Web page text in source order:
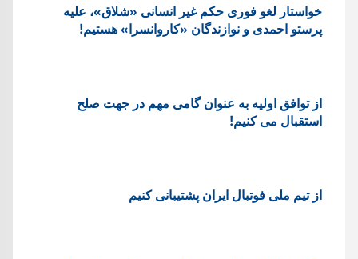
خواستار لغو فوری حکم غیر انسانی «شلاق»، علیه
پرستو احمدی و نوازندگان «کاروانسرا» هستیم!
از توافق اولیه به عنوان گامی مهم در جهت صلح
استقبال می کنیم!
از تیم ملی فوتبال ایران پشتیبانی کنیم